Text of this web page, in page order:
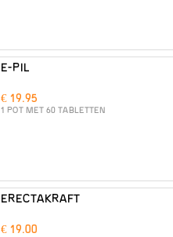
E-PIL
€ 19.95
1 POT MET 60 TABLETTEN
ERECTAKRAFT
€ 19.00